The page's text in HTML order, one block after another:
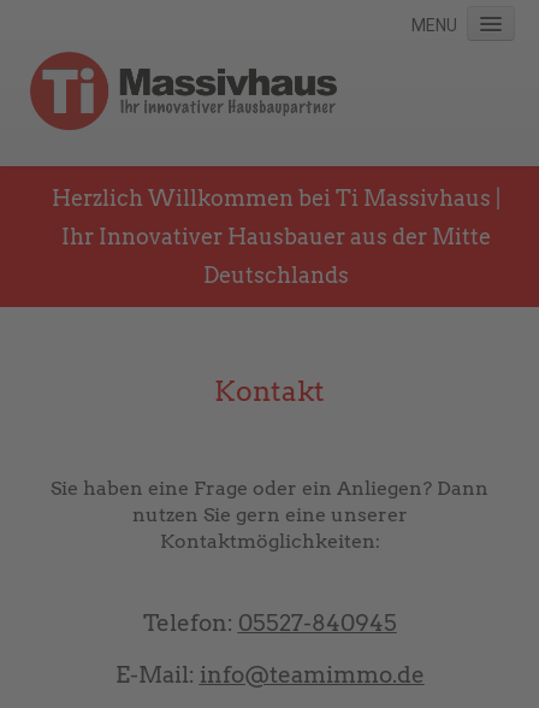
MENU
Home
Häuser
Herzlich Willkommen bei Ti Massivhaus |
Ihr Innovativer Hausbauer aus der Mitte
Deutschlands
Kontakt
Sie haben eine Frage oder ein Anliegen? Dann
nutzen Sie gern eine unserer
Kontaktmöglichkeiten:
Telefon: 05527-840945
E-Mail: info@teamimmo.de